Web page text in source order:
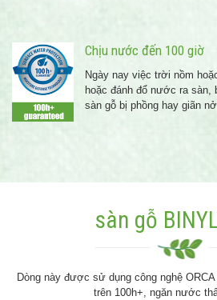
Chịu nước đến 100 giờ
Ngày nay việc trời nồm
hoặc đánh đổ nước ra sàn,
sàn gỗ bị phồng hay giãn
sàn gỗ
Dòng này được sử dụng công nghệ
trên 100h+, ngăn nước